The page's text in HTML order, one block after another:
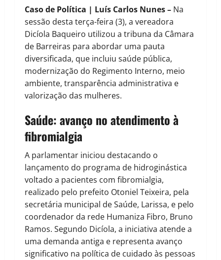
Caso de Política | Luís Carlos Nunes – Na
sessão desta terça-feira (3), a vereadora
Dicíola Baqueiro utilizou a tribuna da Câmara
de Barreiras para abordar uma pauta
diversificada, que incluiu saúde pública,
modernização do Regimento Interno, meio
ambiente, transparência administrativa e
valorização das mulheres.
Saúde: avanço no atendimento à
fibromialgia
A parlamentar iniciou destacando o
lançamento do programa de hidroginástica
voltado a pacientes com fibromialgia,
realizado pelo prefeito Otoniel Teixeira, pela
secretária municipal de Saúde, Larissa, e pelo
coordenador da rede Humaniza Fibro, Bruno
Ramos. Segundo Dicíola, a iniciativa atende a
uma demanda antiga e representa avanço
significativo na política de cuidado às pessoas